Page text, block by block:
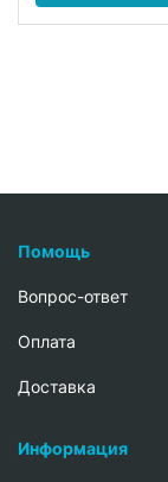
Помощь
Вопрос-ответ
Oплата
Доставка
Информация